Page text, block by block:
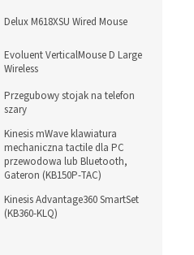
Delux M618XSU Wired Mouse
Evoluent VerticalMouse D Large
Wireless
Przegubowy stojak na telefon
szary
Kinesis mWave klawiatura
mechaniczna tactile dla PC
przewodowa lub Bluetooth,
Gateron (KB150P-TAC)
Kinesis Advantage360 SmartSet
(KB360-KLQ)